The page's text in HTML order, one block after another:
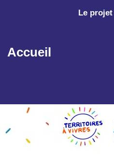
Aller au contenu principal
Accueil
Le projet